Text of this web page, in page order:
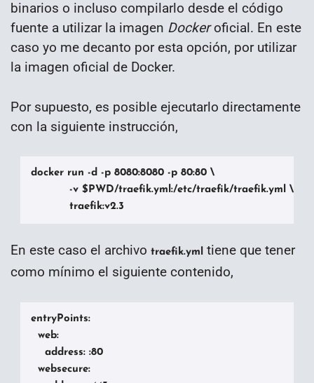
binarios o incluso compilarlo desde el código
fuente a utilizar la imagen Dockeroficial. En este
caso yo me decanto por esta opción, por utilizar
la imagen oficial de Docker.
Por supuesto, es posible ejecutarlo directamente
con la siguiente instrucción,
docker run -d -p 8080:8080 -p 80:80 \
           -v $PWD/traefik.yml:/etc/traefik/traefik.yml \
           traefik:v2.3
En este caso el archivo traefik.yml tiene que tener
como mínimo el siguiente contenido,
entryPoints:
  web:
    address: :80
  websecure: